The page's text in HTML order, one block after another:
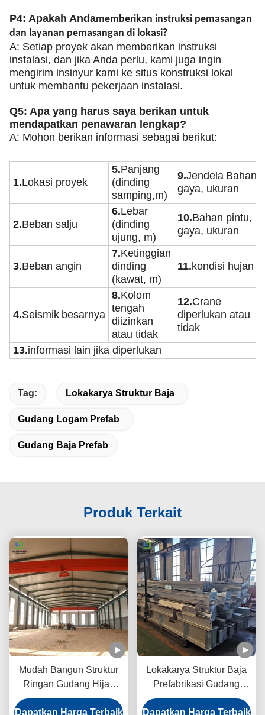
P4: Apakah Andamemberikan instruksi pemasangan
dan layanan pemasangan di lokasi?
A: Setiap proyek akan memberikan instruksi
instalasi, dan jika Anda perlu, kami juga ingin
mengirim insinyur kami ke situs konstruksi lokal
untuk membantu pekerjaan instalasi.
Q5: Apa yang harus saya berikan untuk
mendapatkan penawaran lengkap?
A: Mohon berikan informasi sebagai berikut:
1.Lokasi proyek
5.Panjang
(dinding
samping,m)
9.Jendela Bahan,
gaya, ukuran
2.Beban salju
6.Lebar
(dinding
ujung, m)
10.Bahan pintu,
gaya, ukuran
3.Beban angin
7.Ketinggian
dinding
(kawat, m)
11.kondisi hujan
4.Seismik besarnya
8.Kolom
tengah
diizinkan
atau tidak
12.Crane
diperlukan atau
tidak
13.informasi lain jika diperlukan
Tag: Lokakarya Struktur Baja
Gudang Logam Prefab
Gudang Baja Prefab
Produk Terkait
Mudah Bangun Struktur
Ringan Gudang Hijau
Prefab Gudang Prefab
Dapatkan Harga Terbaik
Lokakarya Struktur Baja
Prefabrikasi Gudang
Logam Ringan Hijau
Dapatkan Harga Terbaik